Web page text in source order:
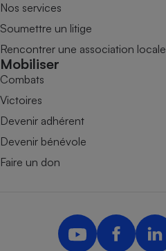
Nos services
Soumettre un litige
Rencontrer une association locale
Mobiliser
Combats
Victoires
Devenir adhérent
Devenir bénévole
Faire un don